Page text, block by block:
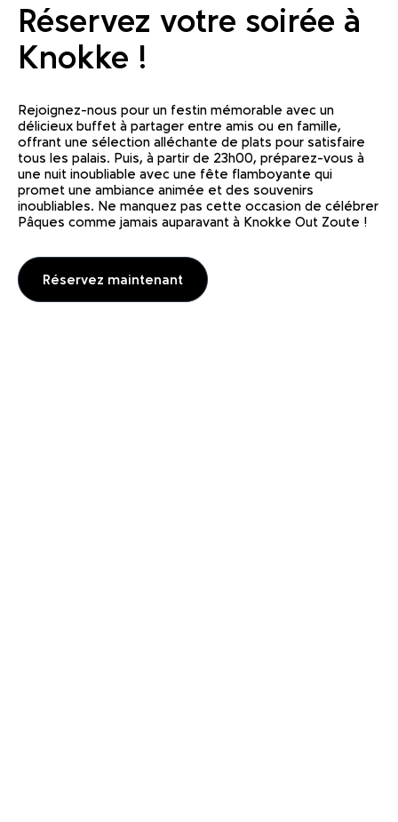
Réservez votre soirée à
Knokke !
Rejoignez-nous pour un festin mémorable avec un
délicieux buffet à partager entre amis ou en famille,
offrant une sélection alléchante de plats pour satisfaire
tous les palais. Puis, à partir de 23h00, préparez-vous à
une nuit inoubliable avec une fête flamboyante qui
promet une ambiance animée et des souvenirs
inoubliables. Ne manquez pas cette occasion de célébrer
Pâques comme jamais auparavant à Knokke Out Zoute !
Réservez maintenant